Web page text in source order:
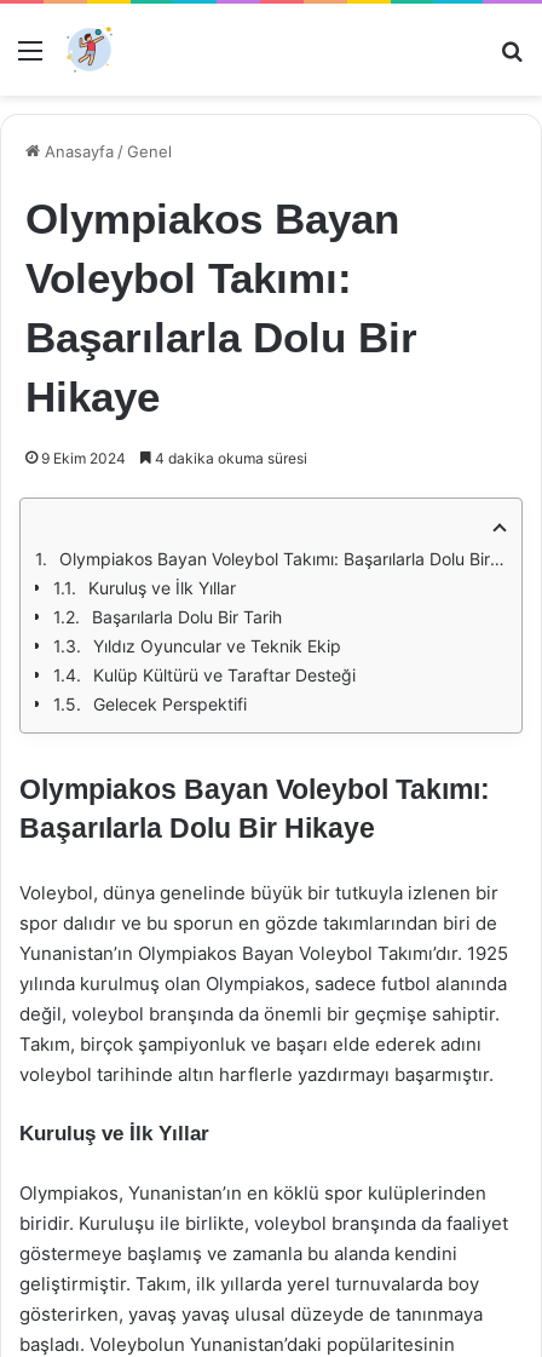
Menü
Anasayfa /Genel
Olympiakos Bayan
Voleybol Takımı:
Başarılarla Dolu Bir
Hikaye
9 Ekim 2024 4 dakika okuma süresi
Olympiakos Bayan Voleybol Takımı: Başarılarla Dolu Bir Hikaye
Kuruluş ve İlk Yıllar
Başarılarla Dolu Bir Tarih
Yıldız Oyuncular ve Teknik Ekip
Kulüp Kültürü ve Taraftar Desteği
Gelecek Perspektifi
Olympiakos Bayan Voleybol Takımı:
Başarılarla Dolu Bir Hikaye
Voleybol, dünya genelinde büyük bir tutkuyla izlenen bir
spor dalıdır ve bu sporun en gözde takımlarından biri de
Yunanistan’ın Olympiakos Bayan Voleybol Takımı’dır. 1925
yılında kurulmuş olan Olympiakos, sadece futbol alanında
değil, voleybol branşında da önemli bir geçmişe sahiptir.
Takım, birçok şampiyonluk ve başarı elde ederek adını
voleybol tarihinde altın harflerle yazdırmayı başarmıştır.
Kuruluş ve İlk Yıllar
Olympiakos, Yunanistan’ın en köklü spor kulüplerinden
biridir. Kuruluşu ile birlikte, voleybol branşında da faaliyet
göstermeye başlamış ve zamanla bu alanda kendini
geliştirmiştir. Takım, ilk yıllarda yerel turnuvalarda boy
gösterirken, yavaş yavaş ulusal düzeyde de tanınmaya
başladı. Voleybolun Yunanistan’daki popülaritesinin